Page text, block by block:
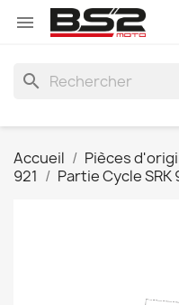

search
Accueil Pièces
921
Partie Cycle SRK